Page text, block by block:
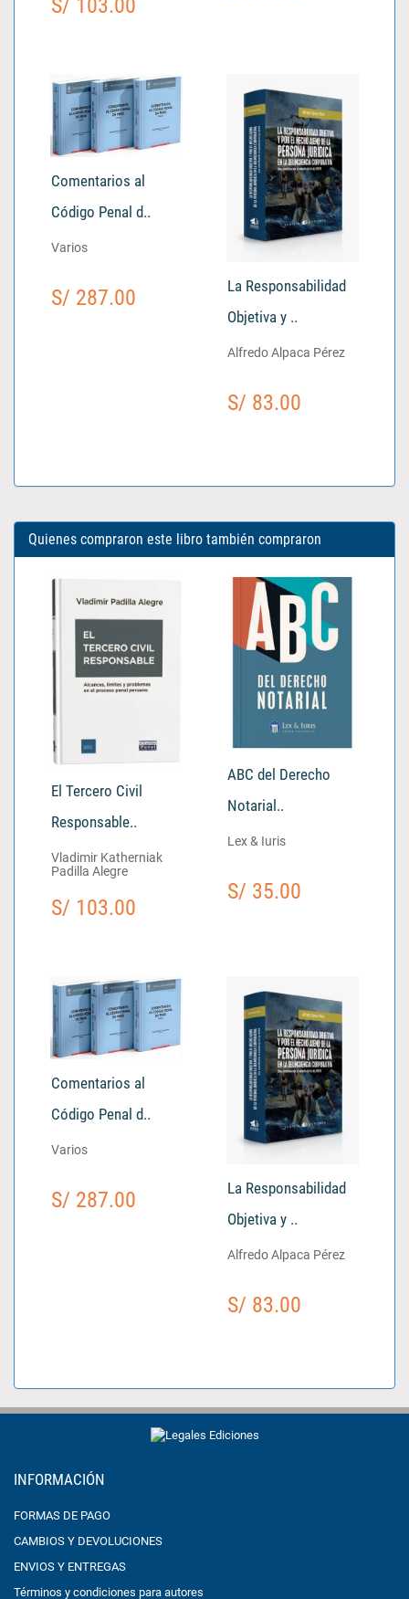
S/ 103.00
Comentarios al
Código Penal d..
Varios
S/ 287.00
La Responsabilidad
Objetiva y ..
Alfredo Alpaca Pérez
S/ 83.00
Quienes compraron este libro también compraron
El Tercero Civil
Responsable..
Vladimir Katherniak
Padilla Alegre
S/ 103.00
ABC del Derecho
Notarial..
Lex & Iuris
S/ 35.00
Comentarios al
Código Penal d..
Varios
S/ 287.00
La Responsabilidad
Objetiva y ..
Alfredo Alpaca Pérez
S/ 83.00
INFORMACIÓN
FORMAS DE PAGO
CAMBIOS Y DEVOLUCIONES
ENVIOS Y ENTREGAS
Términos y condiciones para autores